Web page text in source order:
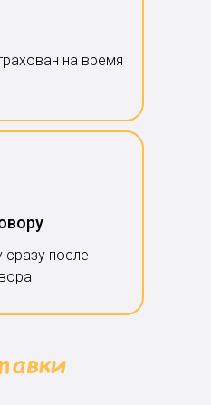
на время
сразу после